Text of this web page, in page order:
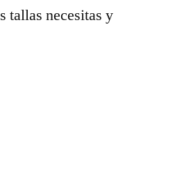
tallas necesitas y